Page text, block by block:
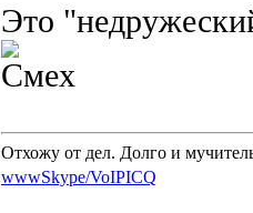
Это
Отхожу от дел. Долго и
wwwSkype/VoIPICQ